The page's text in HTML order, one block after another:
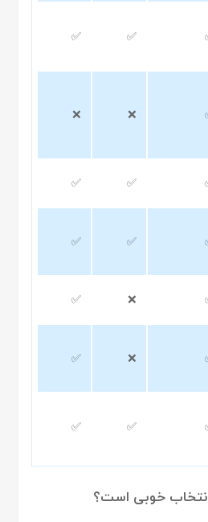
✅
✅
❌
❌
✅
✅
✅
✅
❌
✅
❌
✅
✅
✅